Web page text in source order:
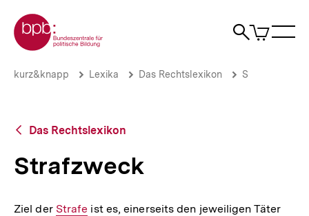
zum
Seiteninhalt
springen
Zur Startseite der bpb
Suche
Artikel
im
Strafzweck
Brotkrümelnavigation
Pfadnavigation
kurz&knapp Lexika Das Rechtslexikon S
Zurück
Übersicht
Das Rechtslexikon
Strafzweck
Ziel der Interner
Strafe ist es, einerseits den jeweiligen Täter